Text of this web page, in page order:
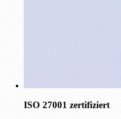
ISO 27001 zertifiziert